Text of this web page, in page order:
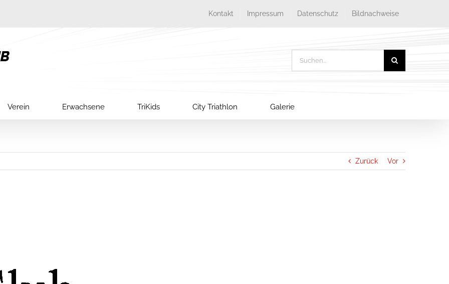
Kontakt Impressum Datenschutz Bildnachweise
nach:
Verein Erwachsene TriKids City Triathlon Galerie
Zurück Vor